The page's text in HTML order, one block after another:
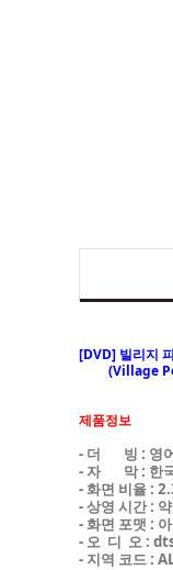
[DVD] 빌리지
(Village
제품정보
- 더 빙 : 영
- 자 막 : 한
- 화면 비율 :
- 상영 시간 :
- 화면 포맷 :
- 오 디 오 :
- 지역 코드 :